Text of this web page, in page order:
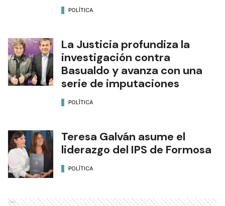
POLÍTICA
La Justicia profundiza la
investigación contra
Basualdo y avanza con una
serie de imputaciones
POLÍTICA
Teresa Galván asume el
liderazgo del IPS de Formosa
POLÍTICA
Ads